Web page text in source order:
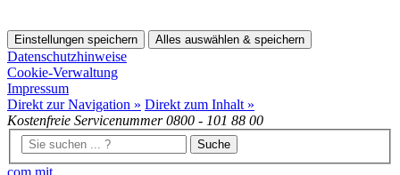
Einstellungen speichern Alles auswählen & speichern
Datenschutzhinweise
Cookie-Verwaltung
Impressum
Direkt zur Navigation » Direkt zum Inhalt »
Kostenfreie Servicenummer0800 - 101 88 00
Suche